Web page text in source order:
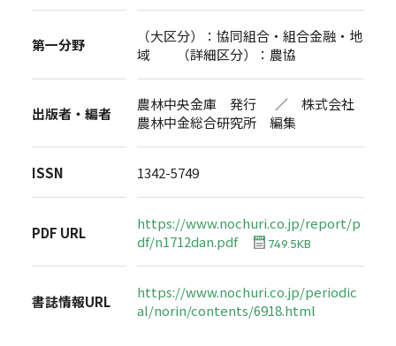
第一分野
（大区分）：協同組合・組合金融・地
域 （詳細区分）：農協
出版者・編者
農林中央金庫 発行 ／ 株式会社
農林中金総合研究所 編集
ISSN 1342-5749
PDF URL
https://www.nochuri.co.jp/report/p
df/n1712dan.pdf
749.5KB
書誌情報URL
https://www.nochuri.co.jp/periodic
al/norin/contents/6918.html